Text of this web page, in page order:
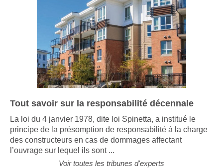
Tout savoir sur la responsabilité décennale
La loi du 4 janvier 1978, dite loi Spinetta, a institué le
principe de la présomption de responsabilité à la charge
des constructeurs en cas de dommages affectant
l’ouvrage sur lequel ils sont ...
Voir toutes les tribunes d'experts